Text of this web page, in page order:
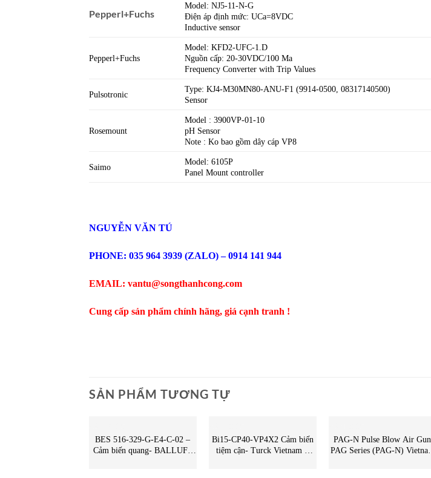
Pepperl+Fuchs
Model: NJ5-11-N-G
Điện áp định mức: UCa=8VDC
Inductive sensor
Pepperl+Fuchs
Model: KFD2-UFC-1.D
Nguồn cấp: 20-30VDC/100 Ma
Frequency Converter with Trip Values
Pulsotronic
Type: KJ4-M30MN80-ANU-F1 (9914-0500, 08317140500)
Sensor
Rosemount
Model : 3900VP-01-10
pH Sensor
Note : Ko bao gồm dây cáp VP8
Saimo
Model: 6105P
Panel Mount controller
NGUYỄN VĂN TÚ
PHONE: 035 964 3939 (ZALO) – 0914 141 944
EMAIL: vantu@songthanhcong.com
Cung cấp sản phẩm chính hãng, giá cạnh tranh !
SẢN PHẨM TƯƠNG TỰ
BES 516-329-G-E4-C-02 –
Cảm biến quang- BALLUFF
Bi15-CP40-VP4X2 Cảm biến
tiệm cận- Turck Vietnam –
PAG-N Pulse Blow Air Gun
PAG Series (PAG-N) Vietnam